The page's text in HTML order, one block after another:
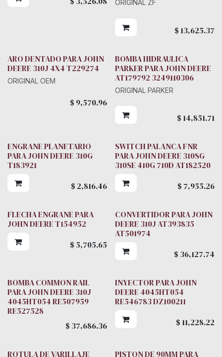
ORIGINAL ZF
$ 13,625.37
ARO DENTADO PARA JOHN
DEERE 310J 4X4 T229274
ORIGINAL OEM
$ 9,570.96
Parker
BOMBA HIDRAULICA
PARKER PARA JOHN DEERE
AT179792 3249110306
ORIGINAL PARKER
$ 14,851.71
ENGRANE PLANETARIO
PARA JOHN DEERE 310G
T183921
$ 2,816.46
SWITCH PALANCA FNR
PARA JOHN DEERE 310SG
310SE 410G 710D AT182520
$ 7,955.26
FLECHA ENGRANE PARA
JOHN DEERE T154952
$ 5,705.65
CONVERTIDOR PARA JOHN
DEERE 310J AT393835
AT501974
$ 36,127.74
BOMBA COMMON RAIL
PARA JOHN DEERE 310J
4045HT054 RE507959
RE527528
$ 37,686.36
INYECTOR PARA JOHN
DEERE 4045HT054
RE546783 DZ100211
$ 11,228.22
ROTULA DE VARILLAJE PISTON DE 90MM PARA